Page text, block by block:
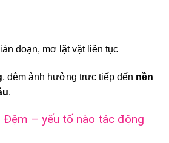
đoạn, mơ lặt vặt liên tục
, đệm ảnh hưởng trực tiếp đến nền
.
– yếu tố nào tác động